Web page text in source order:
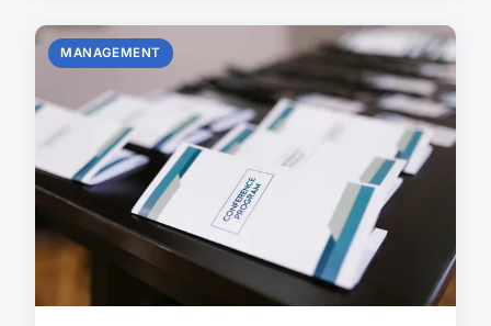
MANAGEMENT